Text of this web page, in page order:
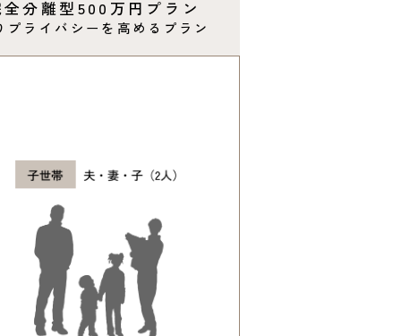
全分離型500万円プラン
プライバシーを高めるプラン